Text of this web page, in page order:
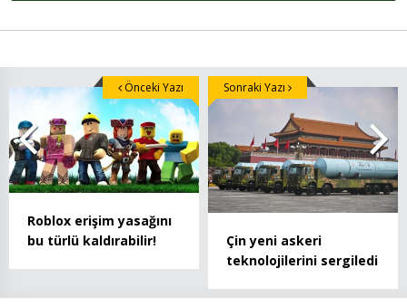
Roblox erişim yasağını
bu türlü kaldırabilir!
Önceki Yazı
Çin yeni askeri
teknolojilerini sergiledi
Sonraki Yazı